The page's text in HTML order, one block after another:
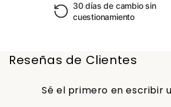
30 días de cambio sin
cuestionamiento
Reseñas de Clientes
Sé el primero en escribir